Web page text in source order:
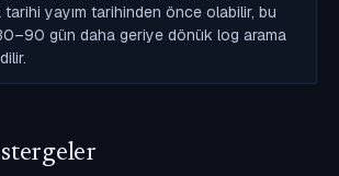
tarihi yayım tarihinden önce olabilir, bu
gün daha geriye dönük log arama